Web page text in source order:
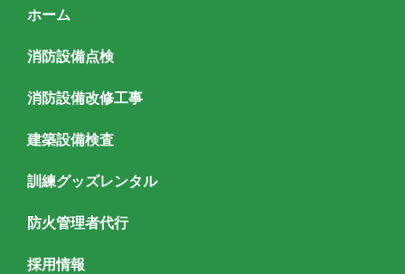
ホーム
消防設備点検
消防設備改修工事
建築設備検査
訓練グッズレンタル
防火管理者代行
採用情報